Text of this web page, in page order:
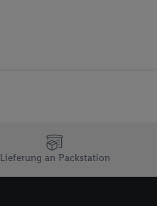
Lieferung an Packstation